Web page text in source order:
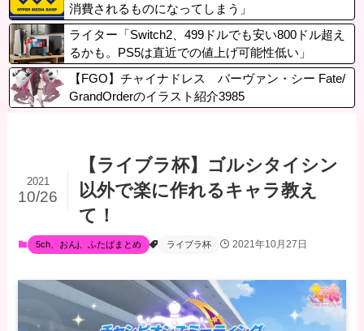
消費されるものになってしまう」
ライター「Switch2、499ドルでも安い800ドル超え
るかも。PS5は直近での値上げ可能性低い」
【FGO】チャイナドレス バーヴァン・シー Fate/
GrandOrderのイラスト紹介3985
【ライブラ杯】ゴルシタイシン
以外で楽に作れるキャラ教え
て！
2021
10/26
5ch、おんj、ふたばまとめ ライブラ杯 2021年10月27日